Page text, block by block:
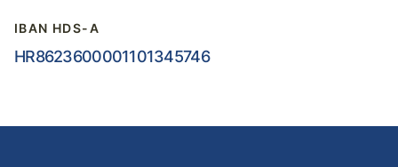
IBAN HDS-A
HR8623600001101345746